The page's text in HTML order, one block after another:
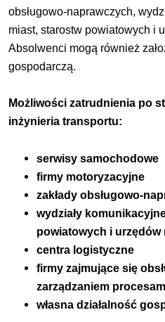
obsługowo-naprawczych,
miast, starostw powiatowych i
Absolwenci mogą również
gospodarczą.
Możliwości zatrudnienia po
inżynieria transportu:
serwisy samochodowe
firmy motoryzacyjne
zakłady obsługowo-
wydziały
powiatowych i urzędów
centra logistyczne
firmy zajmujące się
zarządzaniem
własna działalność